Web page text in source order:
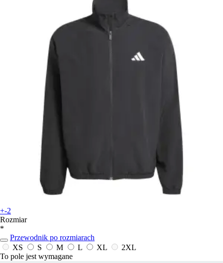
+-2
Rozmiar
*
Przewodnik po rozmiarach
XS
S M L XL
2XL
To pole jest wymagane